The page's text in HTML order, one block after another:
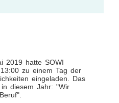
2019 hatte SOWI
zu einem Tag der
eingeladen. Das
diesem Jahr: "Wir